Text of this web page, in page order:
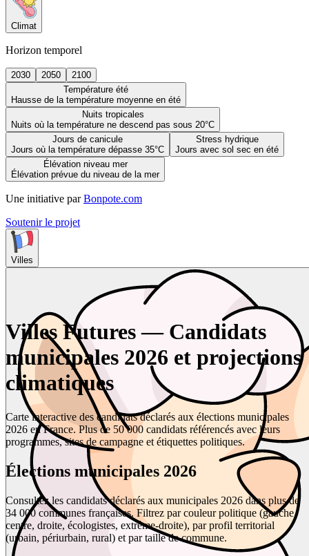
Climat
Horizon temporel
2030 2050
2100
Température été
Hausse de la température moyenne en été
Nuits tropicales
Nuits où la température ne descend pas sous 20°C
Jours de canicule
Jours où la température dépasse 35°C
Stress hydrique
Jours avec sol sec en été
Élévation niveau mer
Élévation prévue du niveau de la mer
Une initiative par Bonpote.com
Soutenir le projet
Villes
Villes Futures — Candidats
municipales 2026 et projections
climatiques
Carte interactive des candidats déclarés aux élections municipales
2026 en France. Plus de 50 000 candidats référencés avec leurs
programmes, sites de campagne et étiquettes politiques.
Élections municipales 2026
Consultez les candidats déclarés aux municipales 2026 dans plus de
34 000 communes françaises. Filtrez par couleur politique (gauche,
centre, droite, écologistes, extrême-droite), par profil territorial
(urbain, périurbain, rural) et par taille de commune.